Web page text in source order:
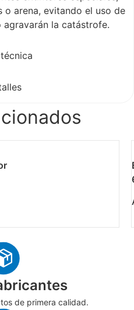
arena, evitando el uso de
agravarán la catástrofe.
de primera calidad.